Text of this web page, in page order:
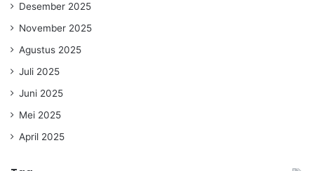
Desember 2025
November 2025
Agustus 2025
Juli 2025
Juni 2025
Mei 2025
April 2025